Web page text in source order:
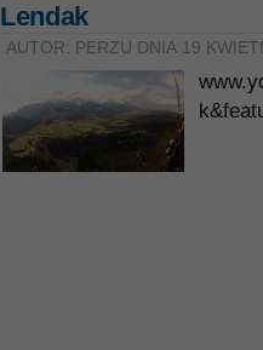
Lendak
AUTOR: PERZU DNIA 19